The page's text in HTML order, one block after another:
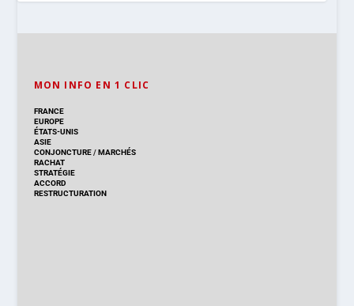
MON INFO EN 1 CLIC
FRANCE
EUROPE
ÉTATS-UNIS
ASIE
CONJONCTURE/MARCHÉS
RACHAT
STRATÉGIE
ACCORD
RESTRUCTURATION